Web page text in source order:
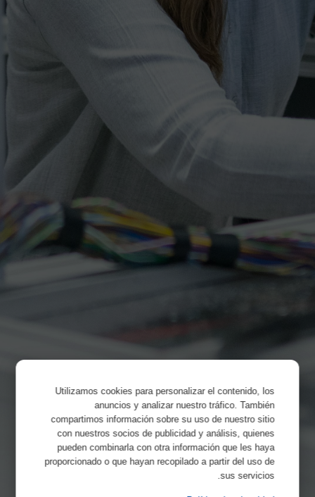
Utilizamos cookies para personalizar el contenido, los
anuncios y analizar nuestro tráfico. También
compartimos información sobre su uso de nuestro sitio
con nuestros socios de publicidad y análisis, quienes
pueden combinarla con otra información que les haya
proporcionado o que hayan recopilado a partir del uso de
sus servicios.